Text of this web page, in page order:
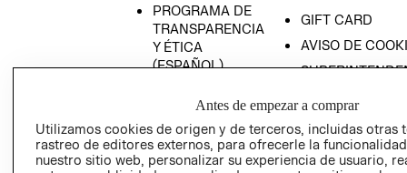
PROGRAMA DE
TRANSPARENCIA
Y ÉTICA
(ESPAÑOL)
TRANSPARENCIA
Y ÉTICA (INGLÉS)
GIFT CARD
AVISO DE
COMERCIO - SIC
PETICIONES
QUEJAS Y
RECLAMOS
Antes de empezar a comprar
Utilizamos cookies de origen y de terceros, incluidas otras
rastreo de editores externos, para ofrecerle la
nuestro sitio web, personalizar su experiencia de usuario,